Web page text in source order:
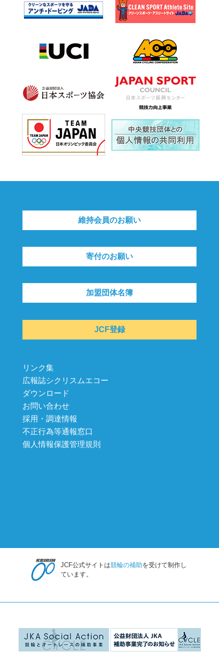
維持会員のお願い
寄付のお願い
加盟団体名簿
JCF登録
リンク集
広報誌シクリスムエコー
ダウンロード
お問い合わせ
採用・調達情報
不正行為等通報窓口
個人情報保護管理規則
JCF公式サイトは競輪の補助を受けて制作し
ています。